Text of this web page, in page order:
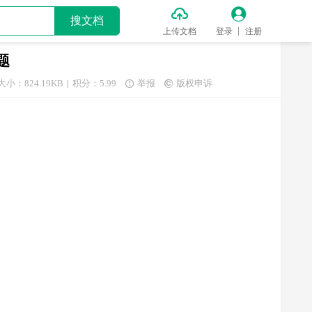
搜文档 
上传文档

登录 注册
小：824.19KB 积分：5.99  举报  版权申诉